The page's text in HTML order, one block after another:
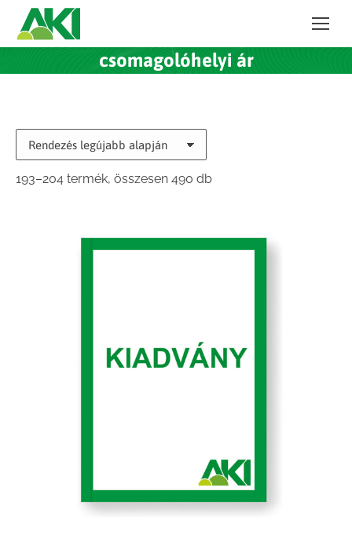
csomagolóhelyi ár
193–204 termék, összesen 490 dbSorted